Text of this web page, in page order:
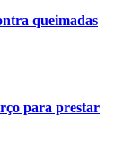
queimadas
para prestar